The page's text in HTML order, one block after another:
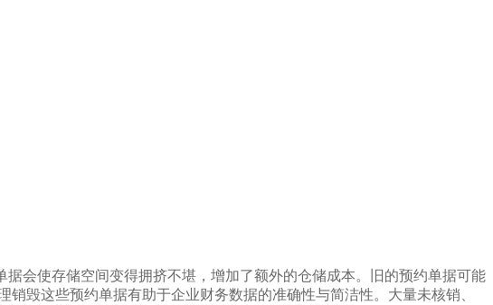
会使存储空间变得拥挤不堪，增加了额外的仓储成本。旧的预约单据可能
毁这些预约单据有助于企业财务数据的准确性与简洁性。大量未核销、